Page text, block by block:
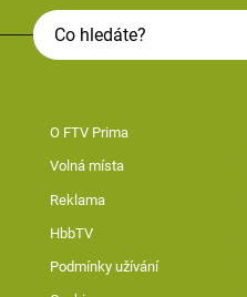
O FTV Prima
Volná místa
Reklama
HbbTV
Podmínky užívání